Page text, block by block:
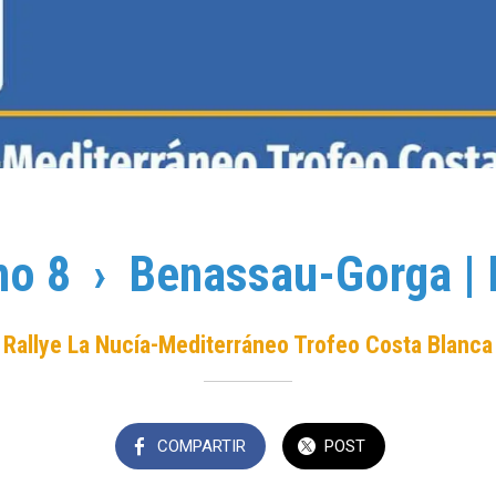
8 › Benassau-Gorga |
Rallye La Nucía-Mediterráneo Trofeo Costa Blanca
COMPARTIR POST